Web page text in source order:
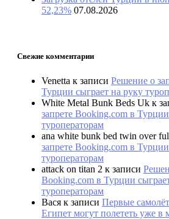
52,23% 07.08.2026
Свежие комментарии
Venetta к записи Решение о
Турции сыграет на руку
White Metal Bunk Beds Uk к
запрете Booking.com в
туроператорам
ana white bunk bed twin over
запрете Booking.com в
туроператорам
attack on titan 2 к записи
Booking.com в Турции
туроператорам
Вася к записи Первые
Египет могут полететь уже в